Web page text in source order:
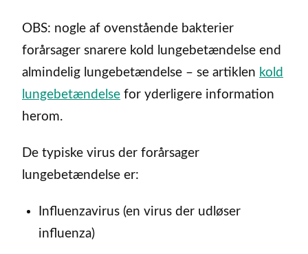
OBS: nogle af ovenstående bakterier
forårsager snarere kold lungebetændelse end
almindelig lungebetændelse – se artiklen kold
lungebetændelse for yderligere information
herom.
De typiske virus der forårsager
lungebetændelse er:
Influenzavirus (en virus der udløser
influenza)